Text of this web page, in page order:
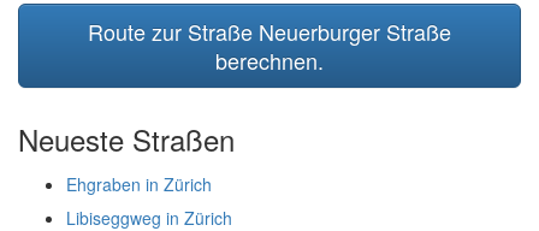
Route zur Straße Neuerburger Straße
berechnen.
Neueste Straßen
Ehgraben in Zürich
Libiseggweg in Zürich